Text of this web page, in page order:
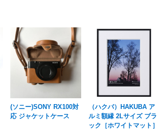
(ソニー)SONY RX100対
応 ジャケットケース
（ハクバ）HAKUBA ア
ルミ額縁 2Lサイズ ブラ
ック［ホワイトマット］